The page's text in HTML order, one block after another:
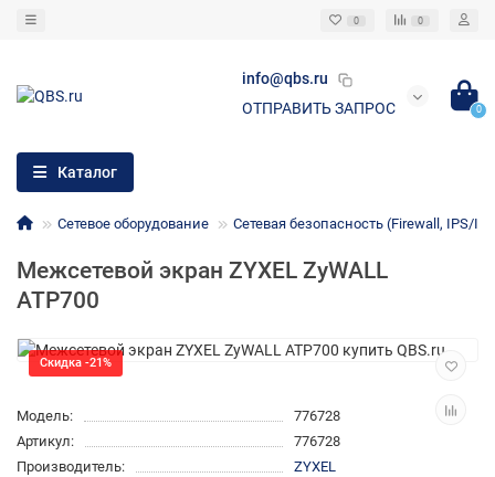
0 0
info@qbs.ru
ОТПРАВИТЬ ЗАПРОС
0
Каталог
Сетевое оборудование Сетевая безопасность (Firewall, IPS/
Межсетевой экран ZYXEL ZyWALL
ATP700
Скидка -21%
Модель:
776728
Артикул:
776728
Производитель:
ZYXEL